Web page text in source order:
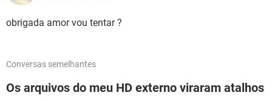
obrigada amor vou tentar ?
Conversas semelhantes
Os arquivos do meu HD externo viraram atalhos